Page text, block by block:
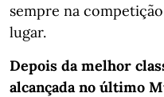
sempre na
lugar.
Depois da melhor
alcançada no último